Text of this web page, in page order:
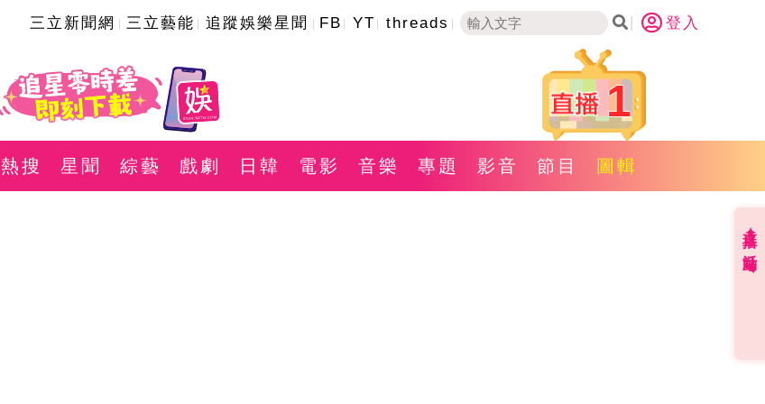
三立新聞網 三立藝能 追蹤娛樂星聞 FB YT threads 登入
1
熱搜 星聞 綜藝 戲劇 日韓 電影 音樂 專題 影音 節目 圖輯
直播✦活動